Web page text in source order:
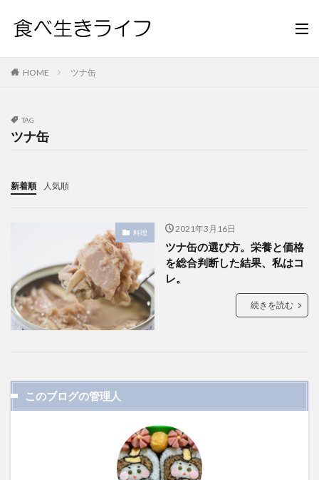
HOME ツナ缶
TAG
ツナ缶
新着順 人気順
料理 2021年3月16日
ツナ缶の選び方。栄養と価格
を総合判断した結果、私はコ
レ。
続きを読む
このブログの管理人